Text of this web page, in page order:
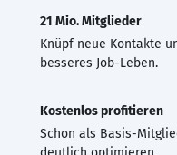
21 Mio. Mitglieder
Knüpf neue Kontakte
besseres Job-Leben.
Kostenlos profitieren
Schon als Basis-